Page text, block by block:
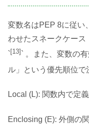
変数名はPEP 8に従い
わせたスネークケー
` [13] ` 。また、変数の
ル」という優先順位で
Local (L): 関数内で定
Enclosing (E): 外側の